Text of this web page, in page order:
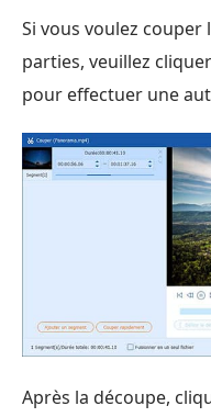
Si vous voulez couper
parties, veuillez
pour effectuer une
Après la découpe,